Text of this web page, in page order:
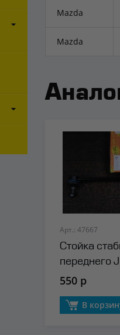
Mazda
Mazda
Арт.: 47667
Стойка
переднего
550 р
В